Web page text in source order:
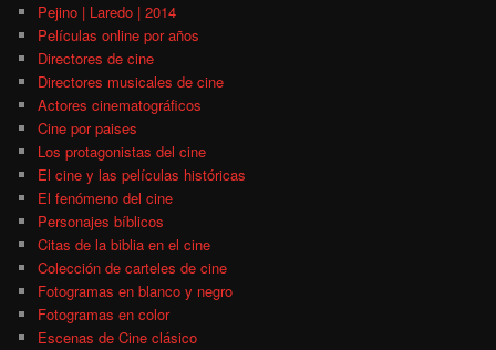
Pejino | Laredo | 2014
Películas online por años
Directores de cine
Directores musicales de cine
Actores cinematográficos
Cine por paises
Los protagonistas del cine
El cine y las películas históricas
El fenómeno del cine
Personajes bíblicos
Citas de la biblia en el cine
Colección de carteles de cine
Fotogramas en blanco y negro
Fotogramas en color
Escenas de Cine clásico